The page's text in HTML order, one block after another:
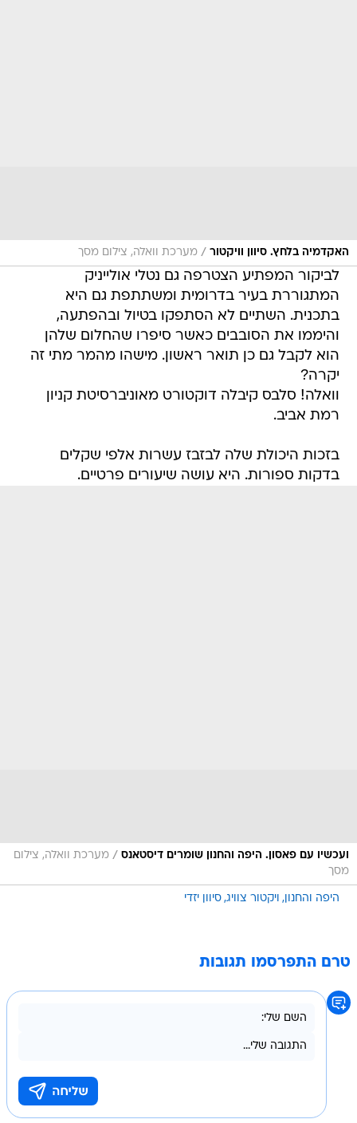
האקדמיה בלחץ. סיוון וויקטור / מערכת וואלה, צילום מסך
לביקור המפתיע הצטרפה גם נטלי אולייניק
המתגוררת בעיר בדרומית ומשתתפת גם היא
בתכנית. השתיים לא הסתפקו בטיול ובהפתעה,
והיממו את הסובבים כאשר סיפרו שהחלום שלהן
הוא לקבל גם כן תואר ראשון. מישהו מהמר מתי זה
יקרה?
וואלה! סלבס קיבלה דוקטורט מאוניברסיטת קניון
רמת אביב.
בזכות היכולת שלה לבזבז עשרות אלפי שקלים
בדקות ספורות. היא עושה שיעורים פרטיים.
ועכשיו עם פאסון. היפה והחנון שומרים דיסטאנס / מערכת וואלה, צילום
מסך
היפה והחנון ויקטור צוויג סיוון יזדי
טרם התפרסמו תגובות